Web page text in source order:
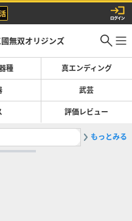
無双オリジンズ
種 真エンディング
武芸
評価レビュー
2最強武
もっとみる